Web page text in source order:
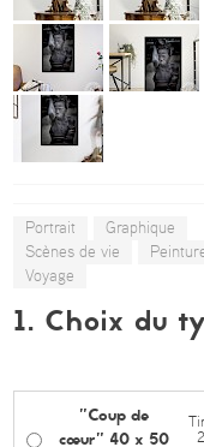
Portrait
Graphique
Scènes de vie
Voyage
1. Choix du
"Coup de
cœur" 40 x 50